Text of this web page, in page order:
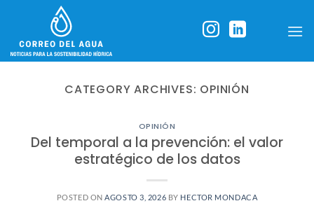
content
CATEGORY ARCHIVES: OPINIÓN
OPINIÓN
Del temporal a la prevención: el valor
estratégico de los datos
POSTED ON AGOSTO 3, 2026 BY HECTOR MONDACA